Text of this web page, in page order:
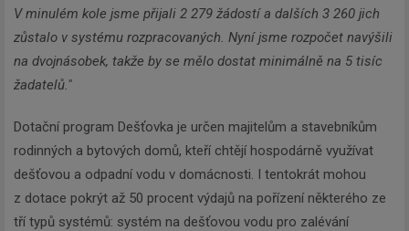
V minulém kole jsme přijali 2 279 žádostí a dalších 3 260 jich
zůstalo v systému rozpracovaných. Nyní jsme rozpočet navýšili
na dvojnásobek, takže by se mělo dostat minimálně na 5 tisíc
žadatelů."
Dotační program Dešťovka je určen majitelům a stavebníkům
rodinných a bytových domů, kteří chtějí hospodárně využívat
dešťovou a odpadní vodu v domácnosti. I tentokrát mohou
z dotace pokrýt až 50 procent výdajů na pořízení některého ze
tří typů systémů: systém na dešťovou vodu pro zalévání